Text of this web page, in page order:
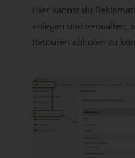
Hier kannst du
anlegen und verwalten,
Retouren abholen zu